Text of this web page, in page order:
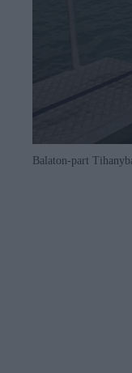
Balaton-part